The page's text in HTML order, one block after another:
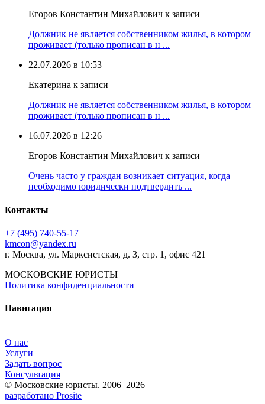
Егоров Константин Михайлович к записи
Должник не является собственником жилья, в котором
проживает (только прописан в н ...
22.07.2026 в 10:53
Екатерина к записи
Должник не является собственником жилья, в котором
проживает (только прописан в н ...
16.07.2026 в 12:26
Егоров Константин Михайлович к записи
Очень часто у граждан возникает ситуация, когда
необходимо юридически подтвердить ...
Контакты
+7 (495) 740‑55‑17
kmcon@yandex.ru
г. Москва, ул. Марксистская, д. 3, стр. 1, офис 421
МОСКОВСКИЕ ЮРИСТЫ
Политика конфиденциальности
Навигация
О нас
Услуги
Задать вопрос
Консультация
© Московские юристы. 2006–2026
разработано Prosite